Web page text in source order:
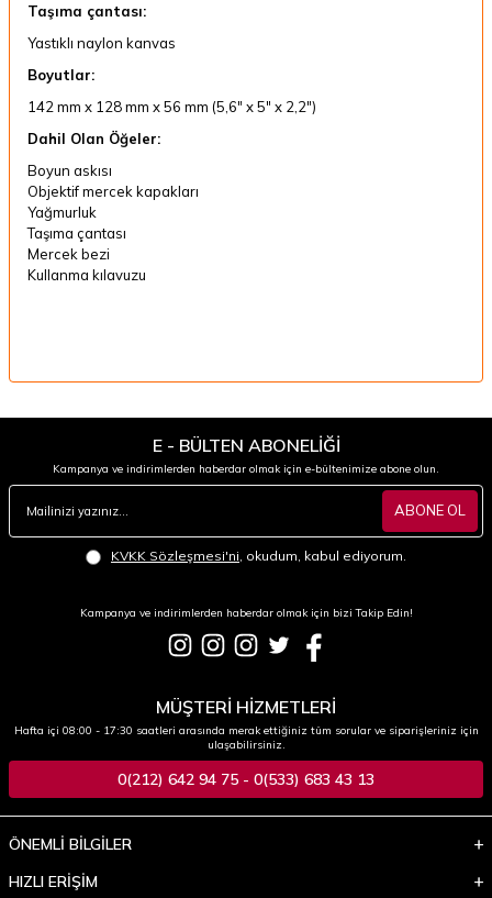
Taşıma çantası:
Yastıklı naylon kanvas
Boyutlar:
142 mm x 128 mm x 56 mm (5,6" x 5" x 2,2")
Dahil Olan Öğeler:
Boyun askısı
Objektif mercek kapakları
Yağmurluk
Taşıma çantası
Mercek bezi
Kullanma kılavuzu
E - BÜLTEN ABONELİĞİ
Kampanya ve indirimlerden haberdar olmak için e-bültenimize abone olun.
ABONE OL
KVKK Sözleşmesi'ni , okudum, kabul ediyorum.
Kampanya ve indirimlerden haberdar olmak için bizi Takip Edin!
MÜŞTERİ HİZMETLERİ
Hafta içi 08:00 - 17:30 saatleri arasında merak ettiğiniz tüm sorular ve siparişleriniz için
ulaşabilirsiniz.
0(212) 642 94 75 - 0(533) 683 43 13
ÖNEMLİ BİLGİLER
HIZLI ERİŞİM